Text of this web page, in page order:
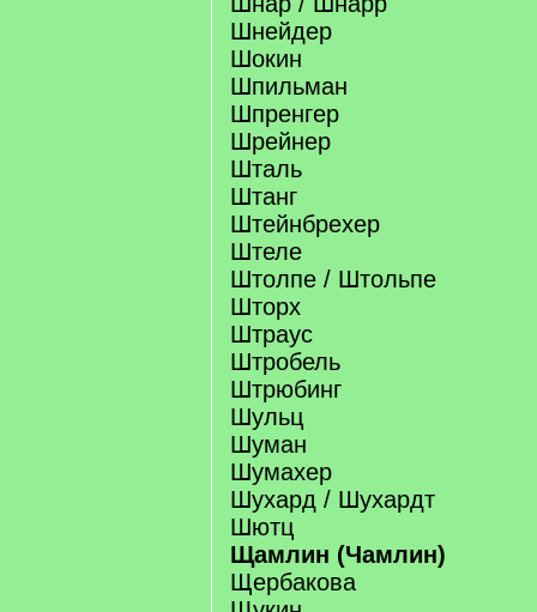
Шнейдер
Шокин
Шпильман
Шпренгер
Шрейнер
Шталь
Штанг
Штейнбрехер
Штеле
Штолпе / Штольпе
Шторх
Штраус
Штробель
Штрюбинг
Шульц
Шуман
Шумахер
Шухард / Шухардт
Шютц
Щамлин (Чамлин)
Щербакова